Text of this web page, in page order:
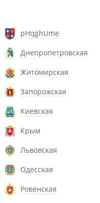
pHqghUme
Днепропетровская
Житомирская
Запорожская
Киевская
Крым
Львовская
Одесская
Ровенская